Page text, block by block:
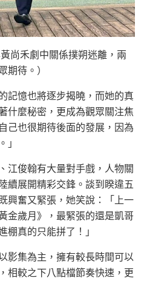
尚禾劇中關係撲朔迷離，兩
期待。）
記憶也將逐步揭曉，而她的真
什麼秘密，更成為觀眾關注焦
己也很期待後面的發展，因為
」
江俊翰有大量對手戲，人物關
續展開精彩交鋒。談到睽違五
興奮又緊張，她笑說：「上一
金歲月》，最緊張的還是凱哥
棚真的只能拼了！」
影集為主，擁有較長時間可以
相較之下八點檔節奏快速，更